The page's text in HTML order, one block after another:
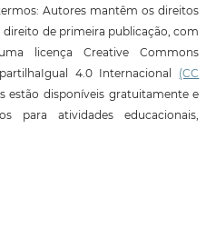
Autores mantêm os direitos
de primeira publicação, com
licença Creative Commons
4.0 Internacional (CC
estão disponíveis gratuitamente e
para atividades educacionais,